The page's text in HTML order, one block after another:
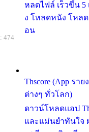
หลดไฟล์ เร็วขึ้น 5
ง โหลดหนัง โหลด
อน
Thscore (App ร
ต่างๆ ทั่วโลก)
ดาวน์โหลดแอป
และแม่นยำทันใจ
474